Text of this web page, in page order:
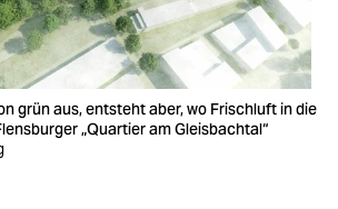
grün aus, entsteht aber, wo Frischluft in die
„Quartier am Gleisbachtal“